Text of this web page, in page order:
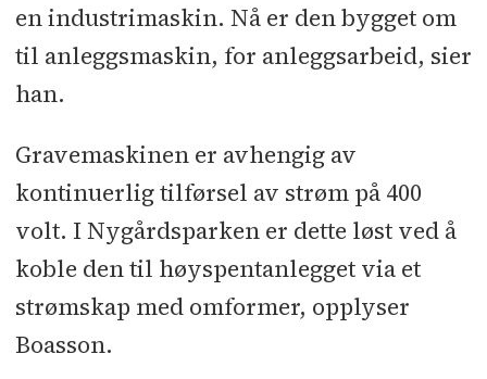
en industrimaskin. Nå er den bygget om
til anleggsmaskin, for anleggsarbeid, sier
han.
Gravemaskinen er avhengig av
kontinuerlig tilførsel av strøm på 400
volt. I Nygårdsparken er dette løst ved å
koble den til høyspentanlegget via et
strømskap med omformer, opplyser
Boasson.